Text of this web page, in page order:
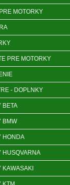
MOTORKY
PRE MOTORKY
- DOPLNKY
BETA
BMW
HONDA
HUSQVARNA